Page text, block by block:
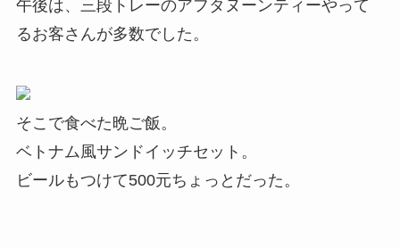
午後は、三段トレーのアフタヌーンティーやって
るお客さんが多数でした。
そこで食べた晩ご飯。
ベトナム風サンドイッチセット。
ビールもつけて500元ちょっとだった。